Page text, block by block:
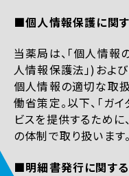
■個人情報保護に関
当薬局は、「個人情報
人情報保護法」)およ
個人情報の適切な取
働省策定。以下、「ガ
ビスを提供するため
の体制で取り扱います。
■明細書発行に関す